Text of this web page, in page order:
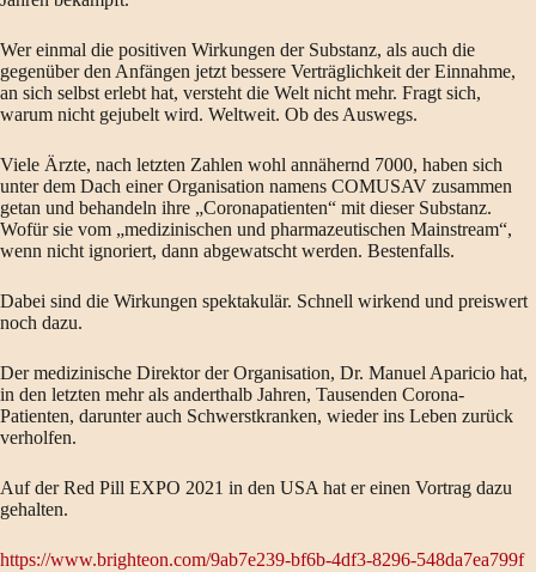
Wer einmal die positiven Wirkungen der Substanz, als auch die
gegenüber den Anfängen jetzt bessere Verträglichkeit der Einnahme,
an sich selbst erlebt hat, versteht die Welt nicht mehr. Fragt sich,
warum nicht gejubelt wird. Weltweit. Ob des Auswegs.
Viele Ärzte, nach letzten Zahlen wohl annähernd 7000, haben sich
unter dem Dach einer Organisation namens COMUSAV zusammen
getan und behandeln ihre „Coronapatienten“ mit dieser Substanz.
Wofür sie vom „medizinischen und pharmazeutischen Mainstream“,
wenn nicht ignoriert, dann abgewatscht werden. Bestenfalls.
Dabei sind die Wirkungen spektakulär. Schnell wirkend und preiswert
noch dazu.
Der medizinische Direktor der Organisation, Dr. Manuel Aparicio hat,
in den letzten mehr als anderthalb Jahren, Tausenden Corona-
Patienten, darunter auch Schwerstkranken, wieder ins Leben zurück
verholfen.
Auf der Red Pill EXPO 2021 in den USA hat er einen Vortrag dazu
gehalten.
https://www.brighteon.com/9ab7e239-bf6b-4df3-8296-548da7ea799f